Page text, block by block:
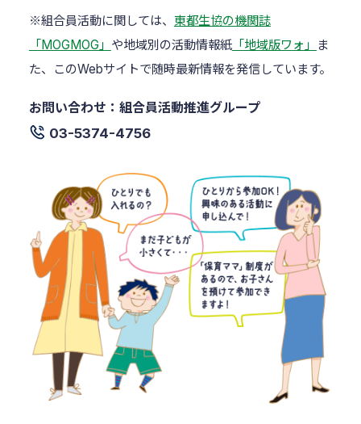
※組合員活動に関しては、 東都生協の機関誌
「MOGMOG」 や地域別の活動情報紙「地域版ワォ」
ま
た、このWebサイトで随時最新情報を発信しています。
お問い合わせ：組合員活動推進グループ
03-5374-4756